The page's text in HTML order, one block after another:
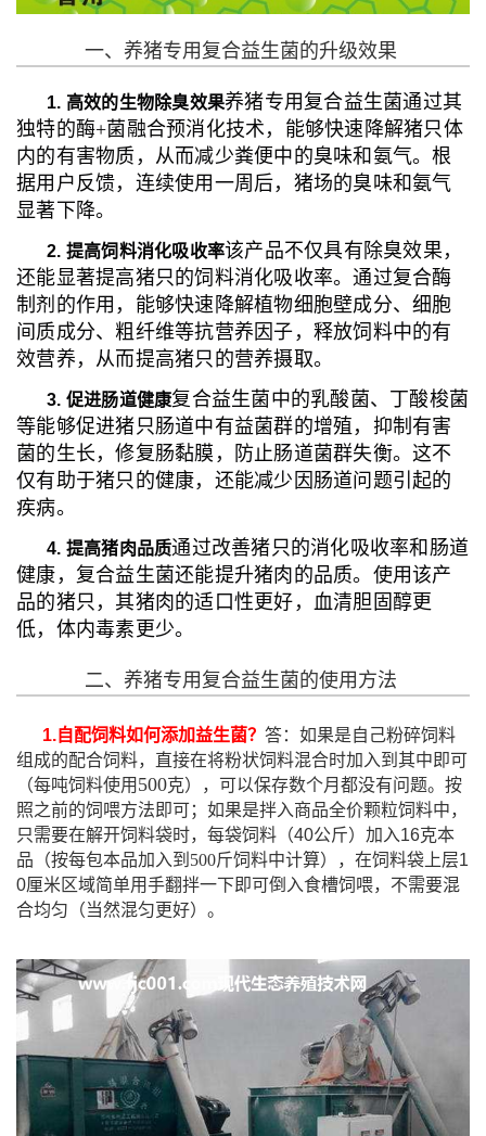
一、养猪专用复合益生菌的升级效果
1. 高效的生物除臭效果养猪专用复合益生菌通过其
独特的酶+菌融合预消化技术，能够快速降解猪只体
内的有害物质，从而减少粪便中的臭味和氨气。根
据用户反馈，连续使用一周后，猪场的臭味和氨气
显著下降。
2. 提高饲料消化吸收率该产品不仅具有除臭效果，
还能显著提高猪只的饲料消化吸收率。通过复合酶
制剂的作用，能够快速降解植物细胞壁成分、细胞
间质成分、粗纤维等抗营养因子，释放饲料中的有
效营养，从而提高猪只的营养摄取。
3. 促进肠道健康复合益生菌中的乳酸菌、丁酸梭菌
等能够促进猪只肠道中有益菌群的增殖，抑制有害
菌的生长，修复肠黏膜，防止肠道菌群失衡。这不
仅有助于猪只的健康，还能减少因肠道问题引起的
疾病。
4. 提高猪肉品质通过改善猪只的消化吸收率和肠道
健康，复合益生菌还能提升猪肉的品质。使用该产
品的猪只，其猪肉的适口性更好，血清胆固醇更
低，体内毒素更少。
二、养猪专用复合益生菌的使用方法
1.自配饲料如何添加益生菌？ 答：如果是自己粉碎饲料
组成的配合饲料，直接在将粉状饲料混合时加入到其中即可
（每吨饲料使用 500克），可以保存数个月都没有问题。按
照之前的饲喂方法即可；如果是拌入商品全价颗粒饲料中，
只需要在解开饲料袋时，每袋饲料（40公斤）加入16克本
品（按每包本品加入到500斤饲料中计算），在饲料袋上层1
0厘米区域简单用手翻拌一下即可倒入食槽饲喂，不需要混
合均匀（当然混匀更好）。